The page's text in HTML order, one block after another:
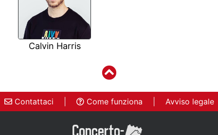
Calvin Harris
Contattaci Come funziona Avviso legale